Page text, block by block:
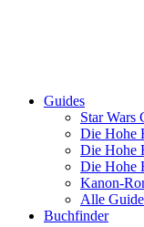
Guides
Star Wars
Die Hohe
Die Hohe
Die Hohe
Kanon-
Alle
Buchfinder